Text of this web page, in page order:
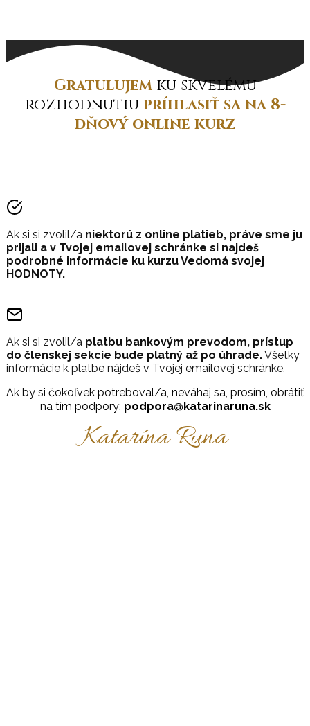
Gratulujem ku skvelému
rozhodnutiupríhlasiť sa na 8-
dňový online kurz
Ak si si zvolil/a niektorú z online platieb, práve sme ju
prijali a v Tvojej emailovej schránke si najdeš
podrobné informácie ku kurzu Vedomá svojej
HODNOTY.
Ak si si zvolil/a platbu bankovým prevodom, prístup
do členskej sekcie bude platný až po úhrade.Všetky
informácie k platbe nájdeš v Tvojej emailovej schránke.
Ak by si čokoľvek potreboval/a, neváhaj sa, prosím, obrátiť
na tím podpory: podpora@katarinaruna.sk
Katarína Runa